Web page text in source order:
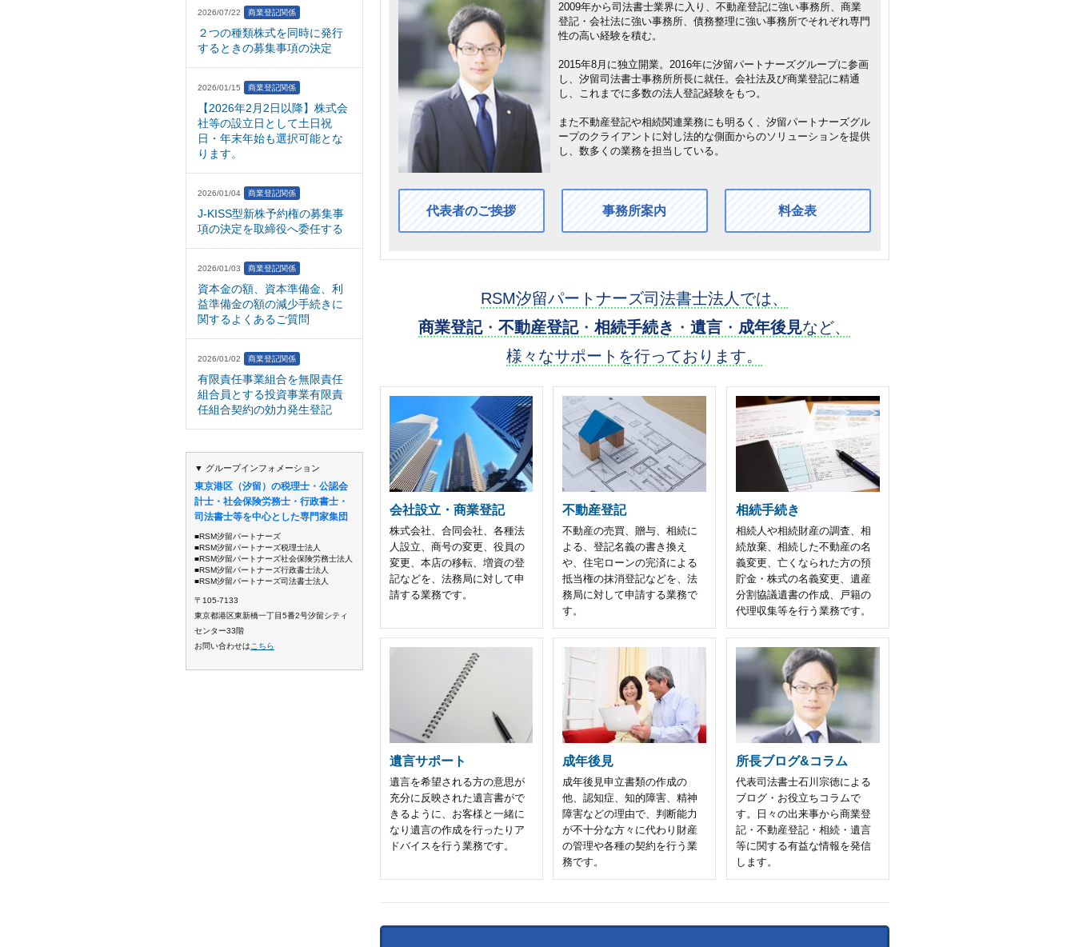
2026/07/22 商業登記関係
２つの種類株式を同時に発行
するときの募集事項の決定
2026/01/15 商業登記関係
【2026年2月2日以降】株式会
社等の設立日として土日祝
日・年末年始も選択可能とな
ります。
2026/01/04 商業登記関係
J-KISS型新株予約権の募集事
項の決定を取締役へ委任する
2026/01/03 商業登記関係
資本金の額、資本準備金、利
益準備金の額の減少手続きに
関するよくあるご質問
2026/01/02 商業登記関係
有限責任事業組合を無限責任
組合員とする投資事業有限責
任組合契約の効力発生登記
▼ グループインフォメーション
東京港区（汐留）の税理士・公認会
計士・社会保険労務士・行政書士・
司法書士等を中心とした専門家集団
■RSM汐留パートナーズ
■RSM汐留パートナーズ税理士法人
■RSM汐留パートナーズ社会保険労務士法人
■RSM汐留パートナーズ行政書士法人
■RSM汐留パートナーズ司法書士法人
〒105-7133
東京都港区東新橋一丁目5番2号汐留シティ
センター33階
お問い合わせは こちら
2009年から司法書士業界に入り、不動産登記に強い事務所、商業
登記・会社法に強い事務所、債務整理に強い事務所でそれぞれ専門
性の高い経験を積む。
2015年8月に独立開業。2016年に汐留パートナーズグループに参画
し、汐留司法書士事務所所長に就任。会社法及び商業登記に精通
し、これまでに多数の法人登記経験をもつ。
また不動産登記や相続関連業務にも明るく、汐留パートナーズグル
ープのクライアントに対し法的な側面からのソリューションを提供
し、数多くの業務を担当している。
代表者のご挨拶 事務所案内 料金表
RSM汐留パートナーズ司法書士法人では、
商業登記・不動産登記・相続手続き ・遺言 ・ 成年後見など、
様々なサポートを行っております。
会社設立・商業登記
株式会社、合同会社、各種法
人設立、商号の変更、役員の
変更、本店の移転、増資の登
記などを、法務局に対して申
請する業務です。
不動産登記
不動産の売買、贈与、相続に
よる、登記名義の書き換え
や、住宅ローンの完済による
抵当権の抹消登記などを、法
務局に対して申請する業務で
す。
相続手続き
相続人や相続財産の調査、相
続放棄、相続した不動産の名
義変更、亡くなられた方の預
貯金・株式の名義変更、遺産
分割協議遺書の作成、戸籍の
代理収集等を行う業務です。
遺言サポート
遺言を希望される方の意思が
充分に反映された遺言書がで
きるように、お客様と一緒に
なり遺言の作成を行ったりア
ドバイスを行う業務です。
成年後見
成年後見申立書類の作成の
他、認知症、知的障害、精神
障害などの理由で、判断能力
が不十分な方々に代わり財産
の管理や各種の契約を行う業
務です。
所長ブログ&コラム
代表司法書士石川宗徳による
ブログ・お役立ちコラムで
す。日々の出来事から商業登
記・不動産登記・相続・遺言
等に関する有益な情報を発信
します。